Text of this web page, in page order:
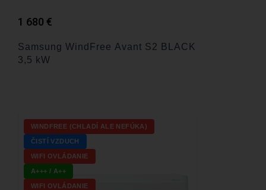
Samsung WindFree Avant S2 BLACK
3,5 kW
1 680 €
WINDFREE (CHLADÍ ALE NEFÚKA)
ČISTÍ VZDUCH
WIFI OVLÁDANIE
A+++ / A++
WIFI OVLÁDANIE